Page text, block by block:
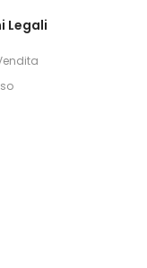
Legali